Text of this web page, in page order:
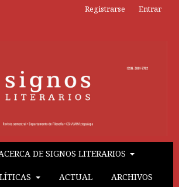
DE SIGNOS LITERARIOS
ACTUAL ARCHIVOS
Registrarse Entrar